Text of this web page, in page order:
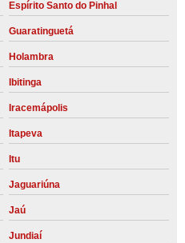
Espírito Santo do Pinhal
Guaratinguetá
Holambra
Ibitinga
Iracemápolis
Itapeva
Itu
Jaguariúna
Jaú
Jundiaí